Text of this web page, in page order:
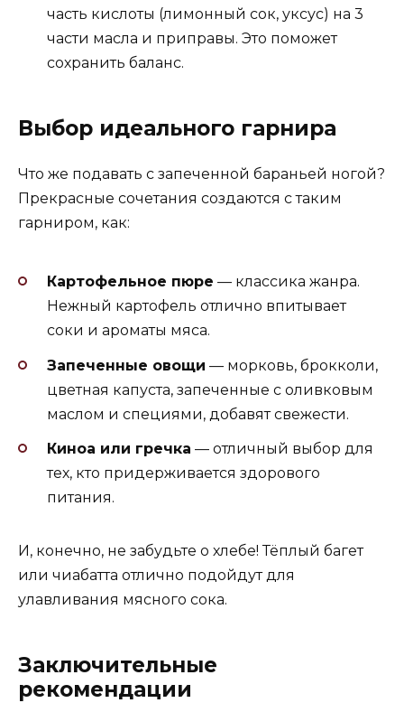
часть кислоты (лимонный сок, уксус) на 3
части масла и приправы. Это поможет
сохранить баланс.
Выбор идеального гарнира
Что же подавать с запеченной бараньей ногой?
Прекрасные сочетания создаются с таким
гарниром, как:
Картофельное пюре — классика жанра.
Нежный картофель отлично впитывает
соки и ароматы мяса.
Запеченные овощи — морковь, брокколи,
цветная капуста, запеченные с оливковым
маслом и специями, добавят свежести.
Киноа или гречка — отличный выбор для
тех, кто придерживается здорового
питания.
И, конечно, не забудьте о хлебе! Тёплый багет
или чиабатта отлично подойдут для
улавливания мясного сока.
Заключительные
рекомендации